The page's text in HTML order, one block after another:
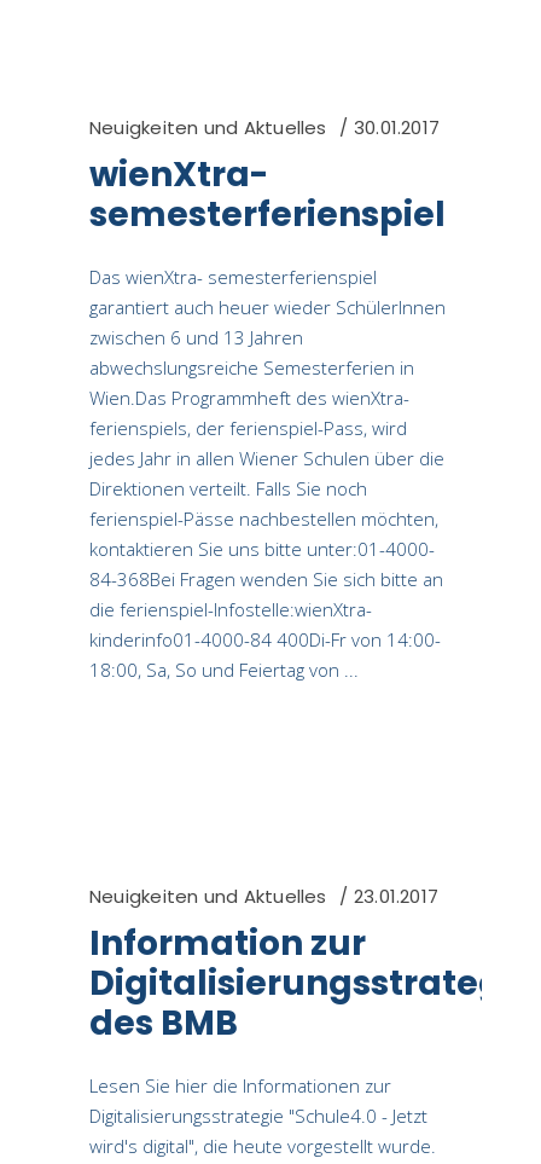
Neuigkeiten und Aktuelles 30.01.2017
wienXtra-
semesterferienspiel
Das wienXtra- semesterferienspiel
garantiert auch heuer wieder SchülerInnen
zwischen 6 und 13 Jahren
abwechslungsreiche Semesterferien in
Wien.Das Programmheft des wienXtra-
ferienspiels, der ferienspiel-Pass, wird
jedes Jahr in allen Wiener Schulen über die
Direktionen verteilt. Falls Sie noch
ferienspiel-Pässe nachbestellen möchten,
kontaktieren Sie uns bitte unter:01-4000-
84-368Bei Fragen wenden Sie sich bitte an
die ferienspiel-Infostelle:wienXtra-
kinderinfo01-4000-84 400Di-Fr von 14:00-
18:00, Sa, So und Feiertag von
Neuigkeiten und Aktuelles 23.01.2017
Information zur
Digitalisierungsstrategie
des BMB
Lesen Sie hier die Informationen zur
Digitalisierungsstrategie "Schule4.0 - Jetzt
wird's digital", die heute vorgestellt wurde.